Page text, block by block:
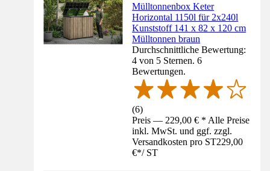
Mülltonnenbox Keter
Horizontal 1150l für 2x240l
Kunststoff 141 x 82 x 120 cm
Mülltonnen braun
Durchschnittliche Bewertung:
4 von 5 Sternen. 6
Bewertungen.
(6)
Preis — 229,00 € * Alle Preise
inkl. MwSt. und ggf. zzgl.
Versandkosten pro ST229,00
€*/ ST